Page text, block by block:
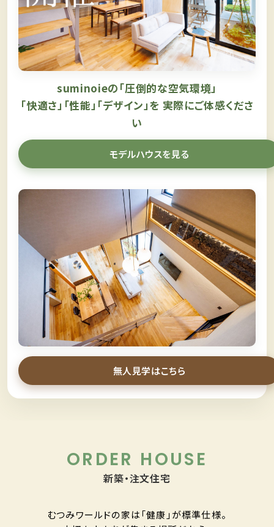
suminoieの「圧倒的な空気環境」
「快適さ」「性能」「デザイン」を 実際にご体感くださ
い
モデルハウスを見る
無人見学無人見学はこちら
ORDER HOUSE
新築・注文住宅
むつみワールドの家は「健康」が標準仕様。